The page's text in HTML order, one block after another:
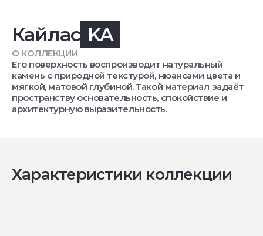
Кайлас KA
О КОЛЛЕКЦИИ
Его поверхность воспроизводит натуральный
камень с природной текстурой, нюансами цвета и
мягкой, матовой глубиной. Такой материал задаёт
пространству основательность, спокойствие и
архитектурную выразительность.
Характеристики коллекции